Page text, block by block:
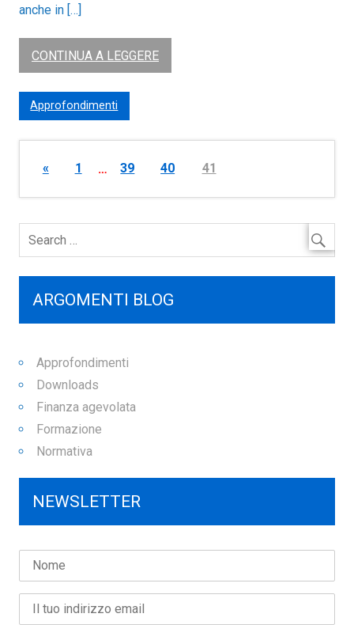
anche in […]
CONTINUA A LEGGERE
Approfondimenti
« 1 … 39 40 41
ARGOMENTI BLOG
Approfondimenti
Downloads
Finanza agevolata
Formazione
Normativa
NEWSLETTER